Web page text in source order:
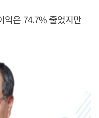
익은 74.7% 줄었지만